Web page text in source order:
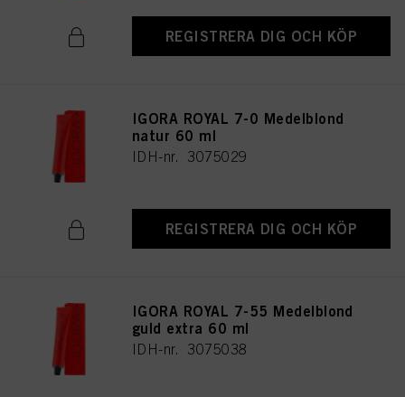
REGISTRERA DIG OCH KÖP
IGORA ROYAL 7-0 Medelblond
natur 60 ml
IDH-nr. 3075029
REGISTRERA DIG OCH KÖP
IGORA ROYAL 7-55 Medelblond
guld extra 60 ml
IDH-nr. 3075038